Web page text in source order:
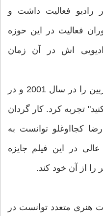
در دهه 90 در رادیو فعالیت داشت و
فعالیت در این حوزه
اش در آن زمان
رضا کجااوغلو اولین حضور دوربین را در سال 2001 و در
تجربه کرد. کار گردان
کجااوغلو توانست به
در این فیلم جایزه
را از آن خود کند.
هنری متعدد توانست در